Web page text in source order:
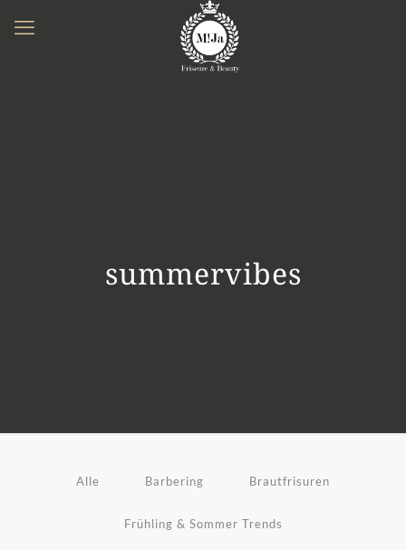
summervibes
Alle Barbering Brautfrisuren
Frühling & Sommer Trends